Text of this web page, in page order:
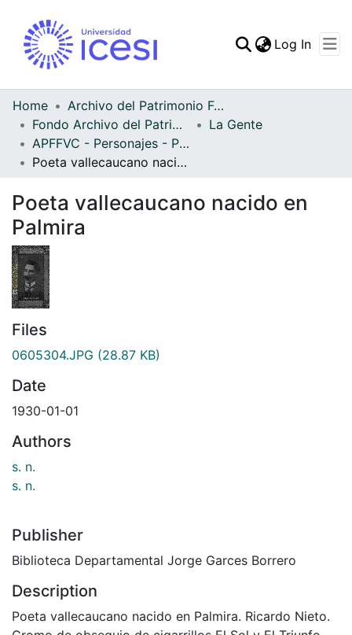
Statistics
Log In
Home
Archivo del Patrimonio Fotográfico y Fílmico del Valle del Cauca
Fondo Archivo del Patrimonio Fotográfico y Fílmico del Valle del Cauca
La Gente
APFFVC - Personajes - Patrimonial
Poeta vallecaucano nacido en Palmira
Poeta vallecaucano nacido en
Palmira
Files
0605304.JPG (28.87 KB)
Date
1930-01-01
Authors
s. n.
s. n.
Publisher
Biblioteca Departamental Jorge Garces Borrero
Description
Poeta vallecaucano nacido en Palmira. Ricardo Nieto.